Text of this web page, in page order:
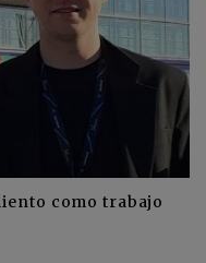
como trabajo